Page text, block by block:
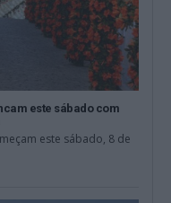
este sábado com
este sábado, 8 de